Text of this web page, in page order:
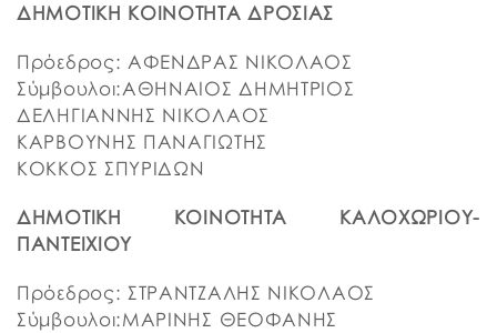
ΔΗΜΟΤΙΚΗ ΚΟΙΝΟΤΗΤΑ ΔΡΟΣΙΑΣ
Πρόεδρος: ΑΦΕΝΔΡΑΣ ΝΙΚΟΛΑΟΣ
Σύμβουλοι:ΑΘΗΝΑΙΟΣ ΔΗΜΗΤΡΙΟΣ
ΔΕΛΗΓΙΑΝΝΗΣ ΝΙΚΟΛΑΟΣ
ΚΑΡΒΟΥΝΗΣ ΠΑΝΑΓΙΩΤΗΣ
ΚΟΚΚΟΣ ΣΠΥΡΙΔΩΝ
ΔΗΜΟΤΙΚΗ ΚΟΙΝΟΤΗΤΑ ΚΑΛΟΧΩΡΙΟΥ-
ΠΑΝΤΕΙΧΙΟΥ
Πρόεδρος: ΣΤΡΑΝΤΖΑΛΗΣ ΝΙΚΟΛΑΟΣ
Σύμβουλοι:ΜΑΡΙΝΗΣ ΘΕΟΦΑΝΗΣ